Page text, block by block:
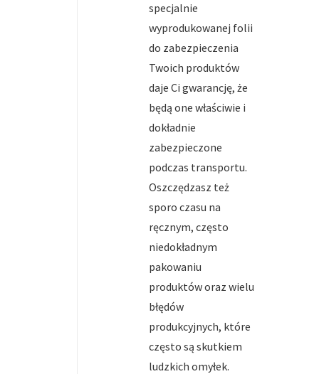
specjalnie
wyprodukowanej folii
do zabezpieczenia
Twoich produktów
daje Ci gwarancję, że
będą one właściwie i
dokładnie
zabezpieczone
podczas transportu.
Oszczędzasz też
sporo czasu na
ręcznym, często
niedokładnym
pakowaniu
produktów oraz wielu
błędów
produkcyjnych, które
często są skutkiem
ludzkich omyłek.